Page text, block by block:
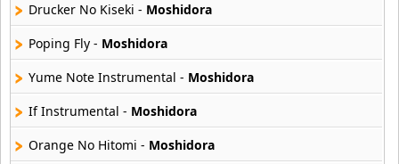
Alejandro Arnais
3 músicas online
Amaenaideyo
26 músicas online
Amagami Ss
50 músicas online
Drucker No Kiseki - Moshidora
Poping Fly - Moshidora
Yume Note Instrumental - Moshidora
If Instrumental - Moshidora
Orange No Hitomi - Moshidora